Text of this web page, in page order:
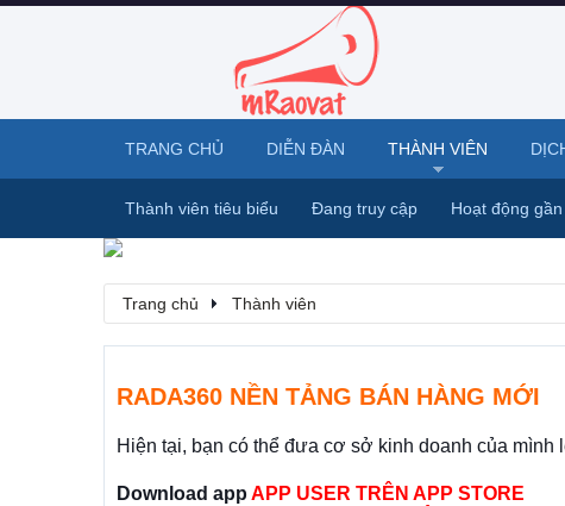
Trang chủ Thành viên
RADA360 NỀN TẢNG BÁN HÀNG MỚI
Hiện tại, bạn có thể đưa cơ sở kinh doanh của mình
Download app APP USER TRÊN APP STORE
TRANG CHỦ DIỄN ĐÀN THÀNH VIÊN
Thành viên tiêu biểu Đang truy cập Hoạt động